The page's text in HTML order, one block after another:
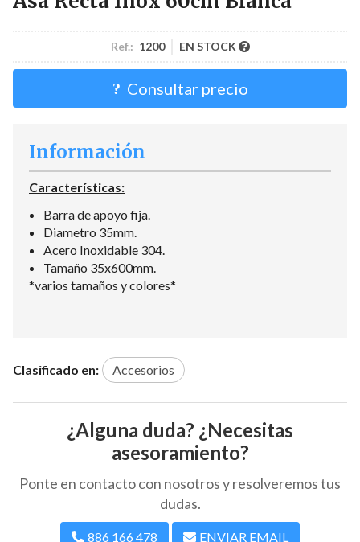
Ref.: 1200 EN STOCK
Consultar precio
Información
Características:
Barra de apoyo fija.
Diametro 35mm.
Acero Inoxidable 304.
Tamaño 35x600mm.
*varios tamaños y colores*
Clasificado en: Accesorios
¿Alguna duda? ¿Necesitas
asesoramiento?
Ponte en contacto con nosotros y resolveremos tus
dudas.
886 166 478 ENVIAR EMAIL